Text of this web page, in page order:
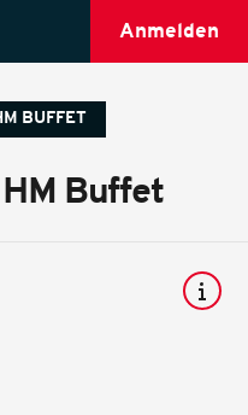
Anmelden
BUFFET
Buffet